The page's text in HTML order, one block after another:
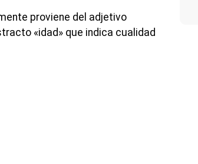
proviene del adjetivo
«idad» que indica cualidad